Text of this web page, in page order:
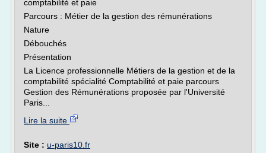
comptabilité et paie
Parcours : Métier de la gestion des rémunérations
Nature
Débouchés
Présentation
La Licence professionnelle Métiers de la gestion et de la
comptabilité spécialité Comptabilité et paie parcours
Gestion des Rémunérations proposée par l'Université
Paris...
Lire la suite
Site : u-paris10.fr